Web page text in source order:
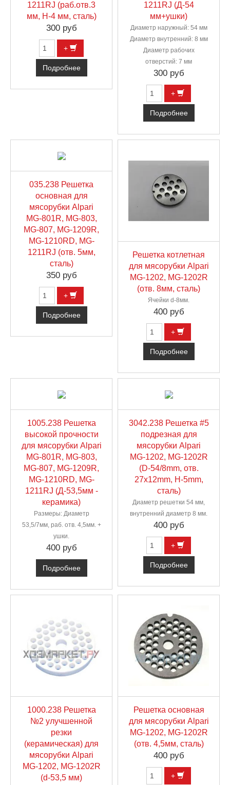
1211RJ (раб.отв.3
мм, H-4 мм, сталь)
300 руб
+
Подробнее
1211RJ (Д-54
мм+ушки)
Диаметр наружный: 54 мм
Диаметр внутренний: 8 мм
Диаметр рабочих
отверстий: 7 мм
300 руб
+
Подробнее
035.238 Решетка
основная для
мясорубки Alpari
MG-801R, MG-803,
MG-807, MG-1209R,
MG-1210RD, MG-
1211RJ (отв. 5мм,
сталь)
350 руб
+
Подробнее
Решетка котлетная
для мясорубки Alpari
MG-1202, MG-1202R
(отв. 8мм, сталь)
Ячейки d-8мм.
400 руб
+
Подробнее
1005.238 Решетка
высокой прочности
для мясорубки Alpari
MG-801R, MG-803,
MG-807, MG-1209R,
MG-1210RD, MG-
1211RJ (Д-53,5мм -
керамика)
Размеры: Диаметр
53,5/7мм, раб. отв. 4,5мм. +
ушки.
400 руб
Подробнее
3042.238 Решетка #5
подрезная для
мясорубки Alpari
MG-1202, MG-1202R
(D-54/8mm, отв.
27х12mm, H-5mm,
сталь)
Диаметр решетки 54 мм,
внутренний диаметр 8 мм.
400 руб
+
Подробнее
1000.238 Решетка
№2 улучшенной
резки
(керамическая) для
мясорубки Alpari
MG-1202, MG-1202R
(d-53,5 мм)
Решетка основная
для мясорубки Alpari
MG-1202, MG-1202R
(отв. 4,5мм, сталь)
400 руб
+